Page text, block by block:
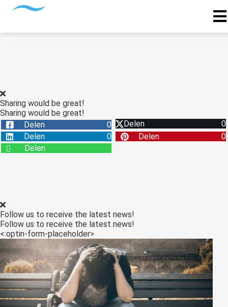
Sharing would be great!
Sharing would be great!
Delen
0 Delen
0
Delen
0 Delen
0
Delen
Follow us to receive the latest news!
Follow us to receive the latest news!
<:optin-form-placeholder>